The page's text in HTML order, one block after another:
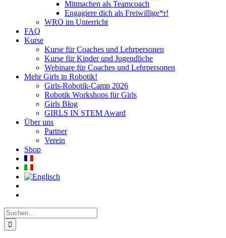
Mitmachen als Teamcoach
Engagiere dich als Freiwillige*r!
WRO im Unterricht
FAQ
Kurse
Kurse für Coaches und Lehrpersonen
Kurse für Kinder und Jugendliche
Webinare für Coaches und Lehrpersonen
Mehr Girls in Robotik!
Girls-Robotik-Camp 2026
Robotik Workshops für Girls
Girls Blog
GIRLS IN STEM Award
Über uns
Partner
Verein
Shop
Suche
nach: